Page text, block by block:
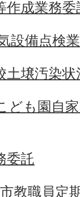
作成業務委
設備点検
土壌汚染
ども園自
委託
教職員定